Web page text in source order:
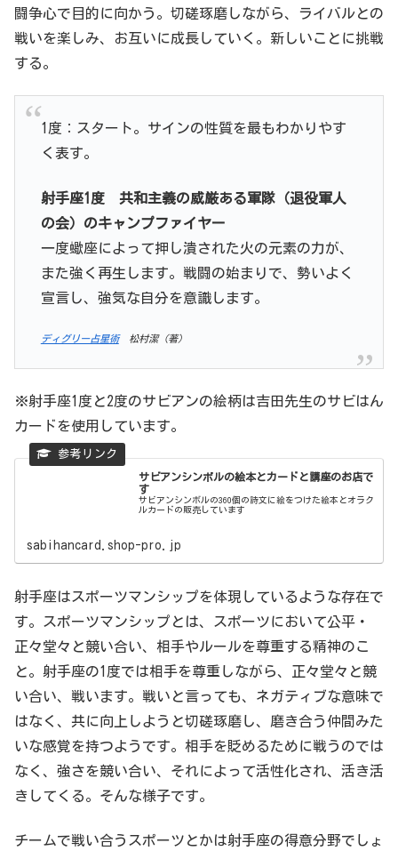
闘争心で目的に向かう。切磋琢磨しながら、ライバルとの
戦いを楽しみ、お互いに成長していく。新しいことに挑戦
する。
1度：スタート。サインの性質を最もわかりやす
く表す。
射手座1度 共和主義の威厳ある軍隊（退役軍人
の会）のキャンプファイヤー
一度蠍座によって押し潰された火の元素の力が、
また強く再生します。戦闘の始まりで、勢いよく
宣言し、強気な自分を意識します。
ディグリー占星術松村潔（著）
※射手座1度と2度のサビアンの絵柄は吉田先生のサビはん
カードを使用しています。
サビアンシンボルの絵本とカードと講座のお店で
す
サビアンシンボルの360個の詩文に絵をつけた絵本とオラク
ルカードの販売しています
sabihancard.shop-pro.jp
射手座はスポーツマンシップを体現しているような存在で
す。スポーツマンシップとは、スポーツにおいて公平・
正々堂々と競い合い、相手やルールを尊重する精神のこ
と。射手座の1度では相手を尊重しながら、正々堂々と競
い合い、戦います。戦いと言っても、ネガティブな意味で
はなく、共に向上しようと切磋琢磨し、磨き合う仲間みた
いな感覚を持つようです。相手を貶めるために戦うのでは
なく、強さを競い合い、それによって活性化され、活き活
きしてくる。そんな様子です。
チームで戦い合うスポーツとかは射手座の得意分野でしょ